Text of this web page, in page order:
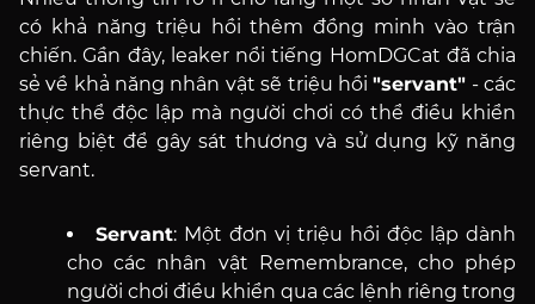
có khả năng triệu hồi thêm đồng minh vào trận
chiến. Gần đây, leaker nổi tiếng HomDGCat đã chia
sẻ về khả năng nhân vật sẽ triệu hồi"servant" - các
thực thể độc lập mà người chơi có thể điều khiển
riêng biệt để gây sát thương và sử dụng kỹ năng
servant.
Servant: Một đơn vị triệu hồi độc lập dành
cho các nhân vật Remembrance, cho phép
người chơi điều khiển qua các lệnh riêng trong